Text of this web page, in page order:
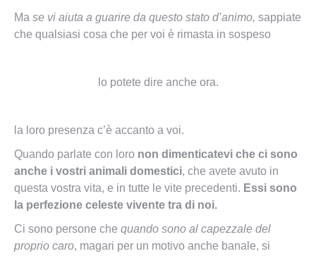
Ma se vi aiuta a guarire da questo stato d’animo, sappiate
che qualsiasi cosa che per voi è rimasta in sospeso
lo potete dire anche ora.
la loro presenza c’è accanto a voi.
Quando parlate con loro non dimenticatevi che ci sono
anche i vostri animali domestici, che avete avuto in
questa vostra vita, e in tutte le vite precedenti. Essi sono
la perfezione celeste vivente tra di noi.
Ci sono persone che quando sono al capezzale del
proprio caro, magari per un motivo anche banale, si